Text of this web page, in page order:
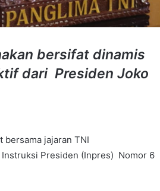
bersifat dinamis
dari Presiden Joko
bersama jajaran TNI
Presiden (Inpres) Nomor 6